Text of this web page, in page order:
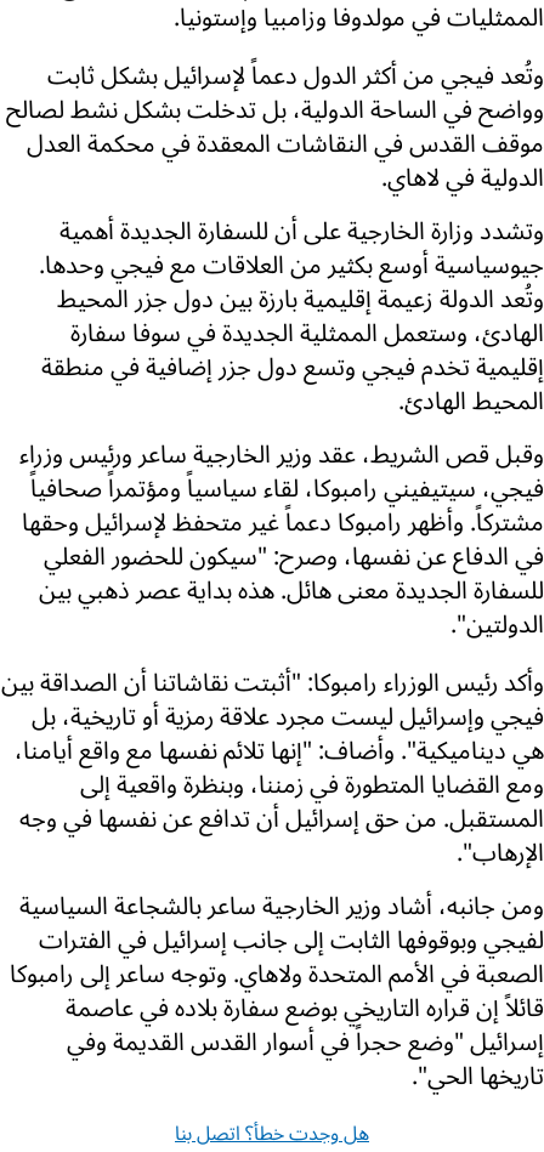
الممثليات في مولدوفا وزامبيا وإستونيا.
وتُعد فيجي من أكثر الدول دعماً لإسرائيل بشكل ثابت
وواضح في الساحة الدولية، بل تدخلت بشكل نشط لصالح
موقف القدس في النقاشات المعقدة في محكمة العدل
الدولية في لاهاي.
وتشدد وزارة الخارجية على أن للسفارة الجديدة أهمية
جيوسياسية أوسع بكثير من العلاقات مع فيجي وحدها.
وتُعد الدولة زعيمة إقليمية بارزة بين دول جزر المحيط
الهادئ، وستعمل الممثلية الجديدة في سوفا سفارة
إقليمية تخدم فيجي وتسع دول جزر إضافية في منطقة
المحيط الهادئ.
وقبل قص الشريط، عقد وزير الخارجية ساعر ورئيس وزراء
فيجي، سيتيفيني رامبوكا، لقاء سياسياً ومؤتمراً صحافياً
مشتركاً. وأظهر رامبوكا دعماً غير متحفظ لإسرائيل وحقها
في الدفاع عن نفسها، وصرح: "سيكون للحضور الفعلي
للسفارة الجديدة معنى هائل. هذه بداية عصر ذهبي بين
الدولتين".
وأكد رئيس الوزراء رامبوكا: "أثبتت نقاشاتنا أن الصداقة بين
فيجي وإسرائيل ليست مجرد علاقة رمزية أو تاريخية، بل
هي ديناميكية". وأضاف: "إنها تلائم نفسها مع واقع أيامنا،
ومع القضايا المتطورة في زمننا، وبنظرة واقعية إلى
المستقبل. من حق إسرائيل أن تدافع عن نفسها في وجه
الإرهاب".
ومن جانبه، أشاد وزير الخارجية ساعر بالشجاعة السياسية
لفيجي وبوقوفها الثابت إلى جانب إسرائيل في الفترات
الصعبة في الأمم المتحدة ولاهاي. وتوجه ساعر إلى رامبوكا
قائلاً إن قراره التاريخي بوضع سفارة بلاده في عاصمة
إسرائيل "وضع حجراً في أسوار القدس القديمة وفي
تاريخها الحي".
هل وجدت خطأ؟ اتصل بنا